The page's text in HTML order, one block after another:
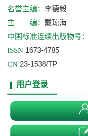
名誉主编： 李德毅
主 编： 戴琼海
中国标准连续出版物号：
ISSN 1673-4785
CN 23-1538/TP
用户登录